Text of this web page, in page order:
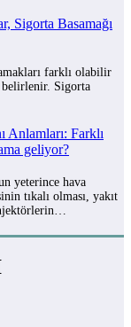
Sigorta Basamağı
farklı olabilir
belirlenir. Sigorta
Anlamları: Farklı
geliyor?
yeterince hava
tıkalı olması, yakıt